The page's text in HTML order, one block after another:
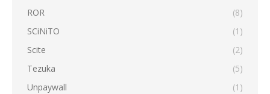
ROR
(8)
SCiNiTO
(1)
Scite
(2)
Tezuka
(5)
Unpaywall
(1)